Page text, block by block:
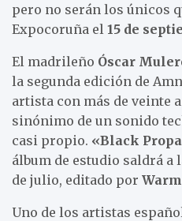
pero no serán los únicos
Expocoruña el 15 de
El madrileño Óscar
la segunda edición de
artista con más de veinte
sinónimo de un sonido
casi propio. «Black
álbum de estudio saldrá a
de julio, editado por
Uno de los artistas